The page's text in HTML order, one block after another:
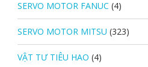
SERVO MOTOR FANUC (4)
SERVO MOTOR MITSU (323)
VẬT TƯ TIÊU HAO (4)